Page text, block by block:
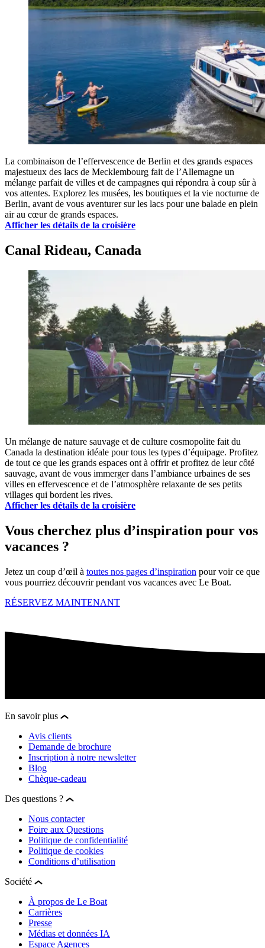
La combinaison de l’effervescence de Berlin et des grands espaces
majestueux des lacs de Mecklembourg fait de l’Allemagne un
mélange parfait de villes et de campagnes qui répondra à coup sûr à
vos attentes. Explorez les musées, les boutiques et la vie nocturne de
Berlin, avant de vous aventurer sur les lacs pour une balade en plein
air au cœur de grands espaces.
Afficher les détails de la croisière
Canal Rideau, Canada
Un mélange de nature sauvage et de culture cosmopolite fait du
Canada la destination idéale pour tous les types d’équipage. Profitez
de tout ce que les grands espaces ont à offrir et profitez de leur côté
sauvage, avant de vous immerger dans l’ambiance urbaines de ses
villes en effervescence et de l’atmosphère relaxante de ses petits
villages qui bordent les rives.
Afficher les détails de la croisière
Vous cherchez plus d’inspiration pour vos
vacances ?
Jetez un coup d’œil à toutes nos pages d’inspiration pour voir ce que
vous pourriez découvrir pendant vos vacances avec Le Boat.
RÉSERVEZ MAINTENANT
En savoir plus
Avis clients
Demande de brochure
Inscription à notre newsletter
Blog
Chèque-cadeau
Des questions ?
Nous contacter
Foire aux Questions
Politique de confidentialité
Politique de cookies
Conditions d’utilisation
Société
À propos de Le Boat
Carrières
Presse
Médias et données IA
Espace Agences